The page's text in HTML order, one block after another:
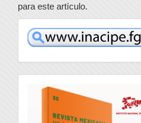
para este artículo.
www
convocatoria